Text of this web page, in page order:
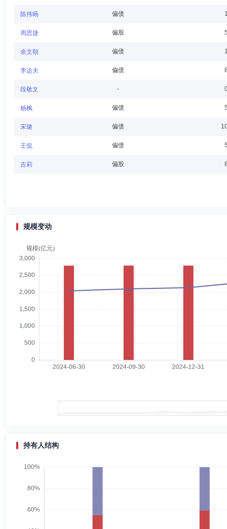
王明辉 董事会秘书,督察长（督察员）
王明辉先生：监事，中国籍，经济学硕士，特许金融分析师协会会员、
董纯钢
董纯钢先生：国投瑞银基金管理有限公司独立董事，中国籍，法学硕
京国际仲裁中心、香港国际仲裁中心等仲裁机构仲裁员。曾任中国国际
学历：硕士
邓传洲先生：独立董事，中国籍，经济学博士。现任致同会计师事务所
物工程集团公司、厦门国贸集团股份有限公司。
刘艳梅 副总经理 学历：硕士 任职日期：2026-04-29
刘艳梅女士：曾任职华安基金管理有限公司监察稽核部副总监兼法务主
管理有限公司监察稽核部副总监兼法务主管，天力投资顾问有限公司投
李涛先生：中国籍，管理学硕士，现任国投瑞银基金管理有限公司副
级)，公司财务总监(副总经理级)、董事会秘书，国彤创丰私募基金管
陈伟旸 偏债
周思捷 偏股
余文朝 偏债
李达夫 偏债
段敬文 -
杨枫 偏债
宋璐 偏债
王侃 偏债
吉莉 偏股
规模变动
持有人结构